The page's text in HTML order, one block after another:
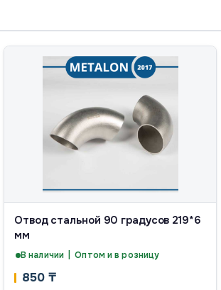
Отвод стальной 90 градусов 219*6
мм
В наличии | Оптом и в розницу
850 ₸